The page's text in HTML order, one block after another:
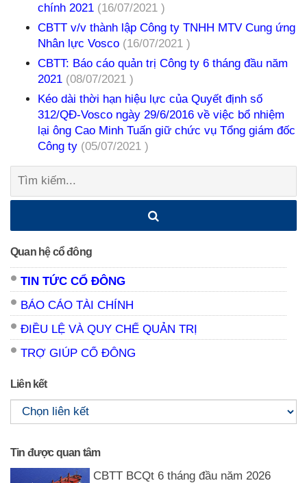
chính 2021 (16/07/2021 )
CBTT v/v thành lập Công ty TNHH MTV Cung ứng
Nhân lực Vosco (16/07/2021 )
CBTT: Báo cáo quản trị Công ty 6 tháng đầu năm
2021 (08/07/2021 )
Kéo dài thời hạn hiệu lực của Quyết định số
312/QĐ-Vosco ngày 29/6/2016 về việc bổ nhiệm
lại ông Cao Minh Tuấn giữ chức vụ Tổng giám đốc
Công ty (05/07/2021 )
Tìm
Quan hệ cổ đông
TIN TỨC CỔ ĐÔNG
BÁO CÁO TÀI CHÍNH
ĐIỀU LỆ VÀ QUY CHẾ QUẢN TRỊ
TRỢ GIÚP CỔ ĐÔNG
Liên kết
Tin được quan tâm
CBTT BCQt 6 tháng đầu năm 2026